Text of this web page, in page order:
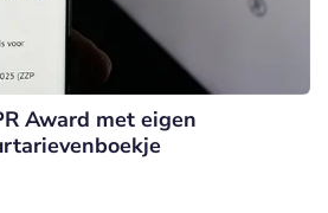
Award met eigen